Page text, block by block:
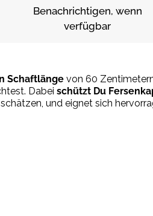
Benachrichtigen, wenn
verfügbar
Schaftlänge von 60
Dabei schützt Du
und eignet sich